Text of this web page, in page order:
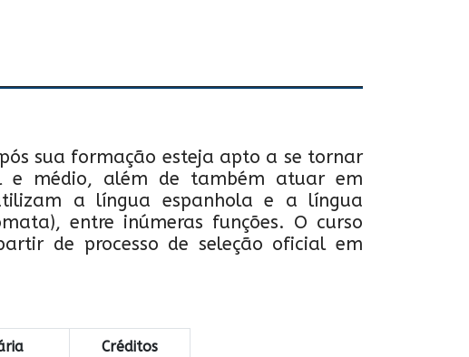
sua formação esteja apto a se tornar
e médio, além de também atuar em
a língua espanhola e a língua
entre inúmeras funções. O curso
de processo de seleção oficial em
Créditos